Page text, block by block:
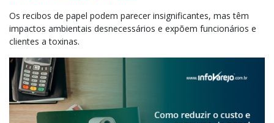
Os recibos de papel podem parecer insignificantes, mas têm
impactos ambientais desnecessários e expõem funcionários e
clientes a toxinas.